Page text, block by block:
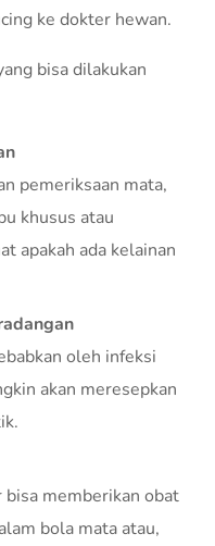
ke dokter hewan.
bisa dilakukan
pemeriksaan mata,
khusus atau
apakah ada kelainan
oleh infeksi
akan meresepkan
bisa memberikan obat
bola mata atau,